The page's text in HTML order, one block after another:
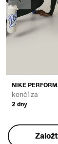
NIKE
končí za
2 dny